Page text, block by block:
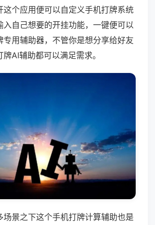
这个应用便可以自定义手机打牌系统
入自己想要的开挂功能，一键便可以
专用辅助器，不管你是想分享给好友
AI辅助都可以满足需求。
场景之下这个手机打牌计算辅助也是